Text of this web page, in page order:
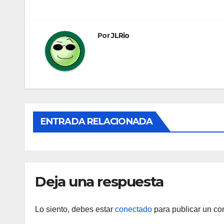
entradas
PorJLRio
ENTRADA RELACIONADA
Deja una respuesta
Lo siento, debes estar conectado para publicar un